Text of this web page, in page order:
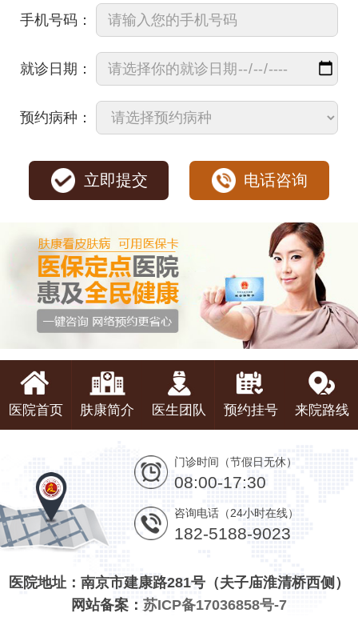
手机号码：
就诊日期：
预约病种：
立即提交 电话咨询
医院首页 肤康简介 医生团队 预约挂号 来院路线
门诊时间（节假日无休）
08:00-17:30
咨询电话（24小时在线）
182-5188-9023
医院地址：南京市建康路281号（夫子庙淮清桥西侧）
网站备案： 苏ICP备17036858号-7